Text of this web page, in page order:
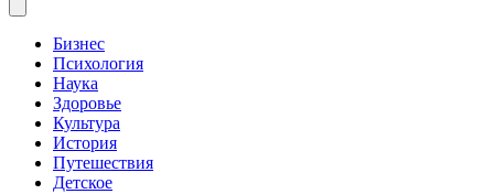
Бизнес
Психология
Наука
Здоровье
Культура
История
Путешествия
Детское